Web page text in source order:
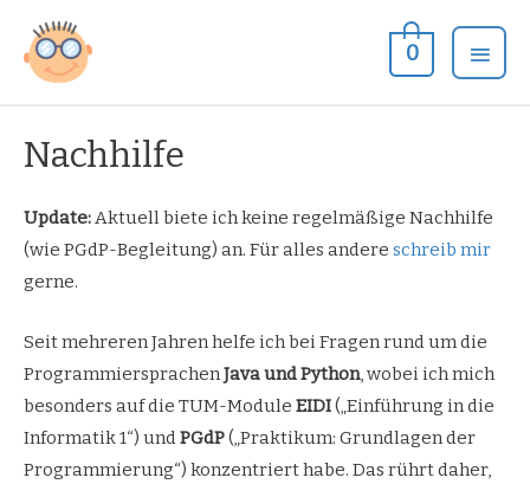
Inhalt
springen
0
Nachhilfe
Update:Aktuell biete ich keine regelmäßige Nachhilfe
(wie PGdP-Begleitung) an. Für alles andere schreib mir
gerne.
Seit mehreren Jahren helfe ich bei Fragen rund um die
ProgrammiersprachenJava und Python, wobei ich mich
besonders auf die TUM-Module EIDI(„Einführung in die
Informatik 1“) undPGdP(„Praktikum: Grundlagen der
Programmierung“) konzentriert habe. Das rührt daher,